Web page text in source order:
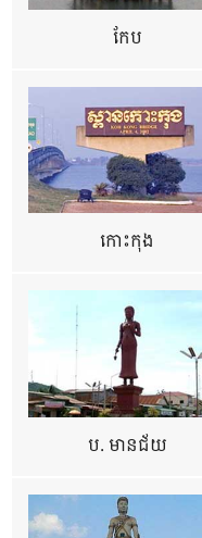
កែប
កោះកុង
ប. មានជ័យ